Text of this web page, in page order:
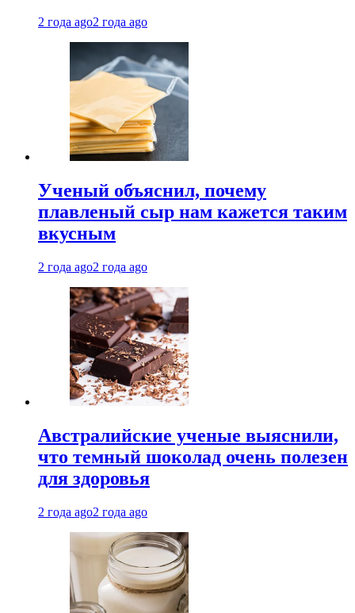
2 года ago2 года ago
Ученый объяснил, почему
плавленый сыр нам кажется таким
вкусным
2 года ago2 года ago
Австралийские ученые выяснили,
что темный шоколад очень полезен
для здоровья
2 года ago2 года ago